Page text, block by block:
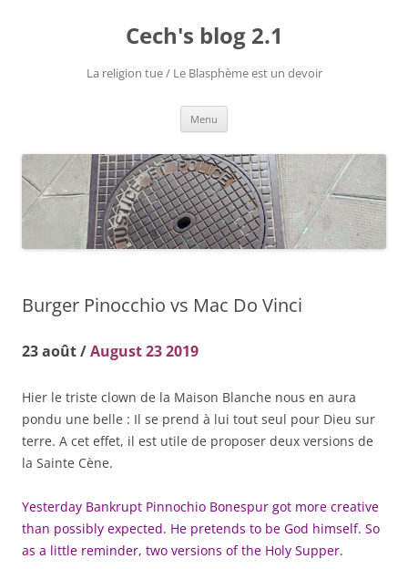
Cech's blog 2.1
La religion tue / Le Blasphème est un devoir
Menu
Burger Pinocchio vs Mac Do Vinci
23 août /August 23 2019
Hier le triste clown de la Maison Blanche nous en aura
pondu une belle : Il se prend à lui tout seul pour Dieu sur
terre. A cet effet, il est utile de proposer deux versions de
la Sainte Cène.
Yesterday Bankrupt Pinnochio Bonespur got more creative
than possibly expected. He pretends to be God himself. So
as a little reminder, two versions of the Holy Supper.